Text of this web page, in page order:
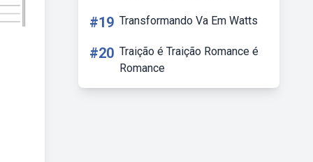
#19 Transformando Va Em Watts
#20 Traição é Traição Romance é
Romance